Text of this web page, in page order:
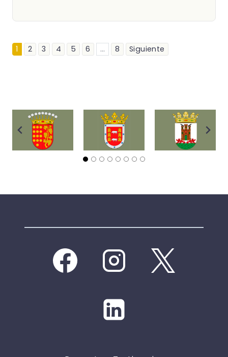
1 2 3 4 5 6 ... 8 Siguiente